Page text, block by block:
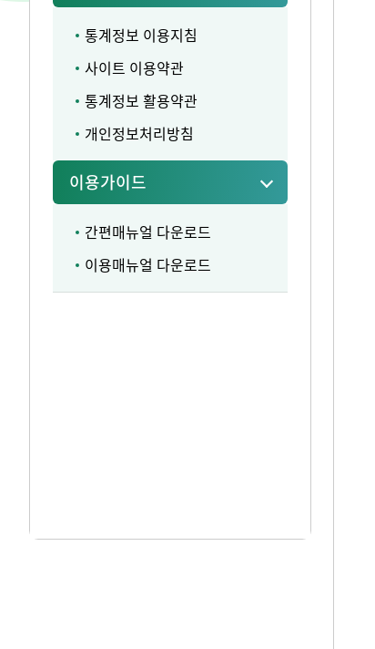
통계정보 이용지침
사이트 이용약관
통계정보 활용약관
개인정보처리방침
이용가이드
간편매뉴얼 다운로드
이용매뉴얼 다운로드